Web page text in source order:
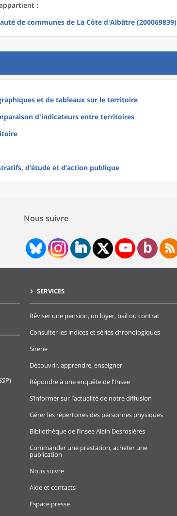
:
de communes de La Côte d'Albâtre (200069839)
et de tableaux sur le territoire
d'indicateurs entre territoires
d’étude et d’action publique
Nous suivre
SERVICES
Réviser une pension, un loyer, bail ou contrat
Consulter les indices et séries chronologiques
Sirene
Découvrir, apprendre, enseigner
Répondre à une enquête de l'Insee
S’informer sur l’actualité de notre diffusion
Gérer les répertoires des personnes physiques
Bibliothèque de l’Insee Alain Desrosières
Commander une prestation, acheter une
publication
Nous suivre
Aide et contacts
Espace presse